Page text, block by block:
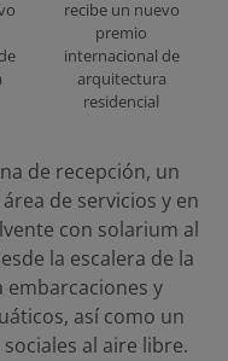
recibe un nuevo
premio
internacional de
arquitectura
residencial
de recepción, un
de servicios y en
con solarium al
la escalera de la
embarcaciones y
así como un
al aire libre.